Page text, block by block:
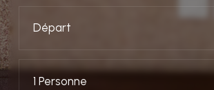
1 Personne